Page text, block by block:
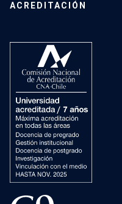
ACREDITACIÓN